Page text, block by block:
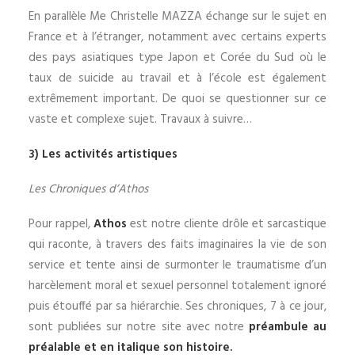
En parallèle Me Christelle MAZZA échange sur le sujet en
France et à l’étranger, notamment avec certains experts
des pays asiatiques type Japon et Corée du Sud où le
taux de suicide au travail et à l’école est également
extrêmement important. De quoi se questionner sur ce
vaste et complexe sujet. Travaux à suivre…
3) Les activités artistiques
Les Chroniques d’Athos
Pour rappel,Athos est notre cliente drôle et sarcastique
qui raconte, à travers des faits imaginaires la vie de son
service et tente ainsi de surmonter le traumatisme d’un
harcèlement moral et sexuel personnel totalement ignoré
puis étouffé par sa hiérarchie. Ses chroniques, 7 à ce jour,
sont publiées sur notre site avec notre préambule au
préalable et en italique son histoire.